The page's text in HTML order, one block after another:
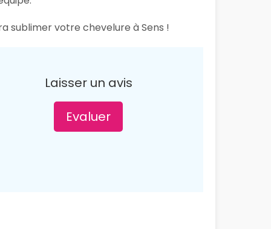
sublimer votre chevelure à Sens !
Laisser un avis
Evaluer